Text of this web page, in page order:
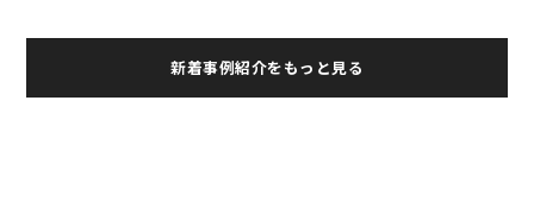
新着事例紹介をもっと見る